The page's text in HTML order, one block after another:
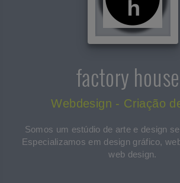
factory house
Webdesign - Criação
Somos um estúdio de arte e design
Especializamos em design gráfico,
web design.